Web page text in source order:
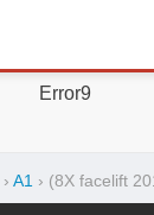
Error9
› A1 › (8X facelift